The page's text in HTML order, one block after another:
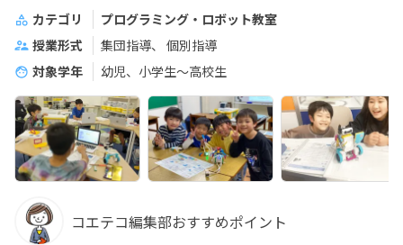
カテゴリ
プログラミング・ロボット教室
授業形式
集団指導
個別指導
対象学年
幼児、小学生〜高校生
コエテコ編集部おすすめポイント